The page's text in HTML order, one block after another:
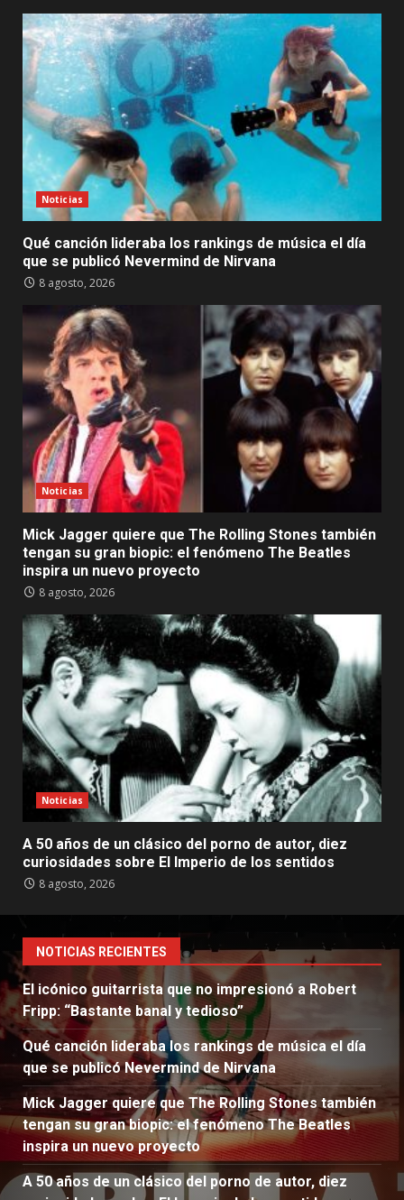
Noticias
Qué canción lideraba los rankings de música el día
que se publicó Nevermind de Nirvana
8 agosto, 2026
Noticias
Mick Jagger quiere que The Rolling Stones también
tengan su gran biopic: el fenómeno The Beatles
inspira un nuevo proyecto
8 agosto, 2026
Noticias
A 50 años de un clásico del porno de autor, diez
curiosidades sobre El Imperio de los sentidos
8 agosto, 2026
NOTICIAS RECIENTES
El icónico guitarrista que no impresionó a Robert
Fripp: “Bastante banal y tedioso”
Qué canción lideraba los rankings de música el día
que se publicó Nevermind de Nirvana
Mick Jagger quiere que The Rolling Stones también
tengan su gran biopic: el fenómeno The Beatles
inspira un nuevo proyecto
A 50 años de un clásico del porno de autor, diez